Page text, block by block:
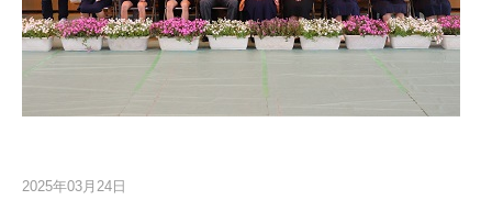
2025年03月24日